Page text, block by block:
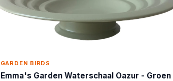
GARDEN BIRDS
Emma's Garden Waterschaal Oazur - Groen